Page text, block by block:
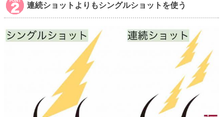
連続ショットよりもシングルショットを使う